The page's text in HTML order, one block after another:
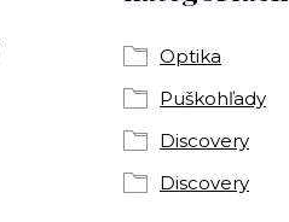
Optika
Puškohľady
Discovery
Discovery